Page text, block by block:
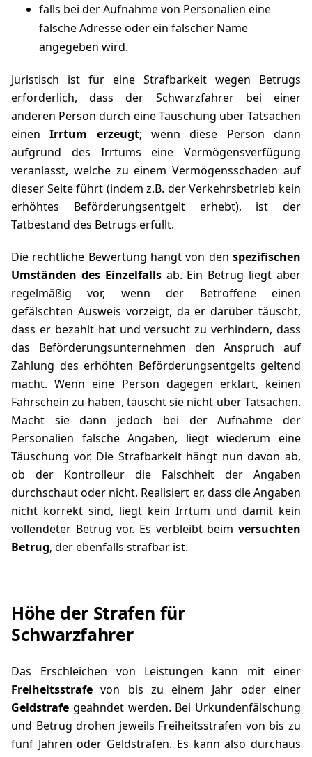
falls bei der Aufnahme von Personalien eine
falsche Adresse oder ein falscher Name
angegeben wird.
Juristisch ist für eine Strafbarkeit wegen Betrugs
erforderlich, dass der Schwarzfahrer bei einer
anderen Person durch eine Täuschung über Tatsachen
einenIrrtum erzeugt; wenn diese Person dann
aufgrund des Irrtums eine Vermögensverfügung
veranlasst, welche zu einem Vermögensschaden auf
dieser Seite führt (indem z.B. der Verkehrsbetrieb kein
erhöhtes Beförderungsentgelt erhebt), ist der
Tatbestand des Betrugs erfüllt.
Die rechtliche Bewertung hängt von den spezifischen
Umständen des Einzelfallsab. Ein Betrug liegt aber
regelmäßig vor, wenn der Betroffene einen
gefälschten Ausweis vorzeigt, da er darüber täuscht,
dass er bezahlt hat und versucht zu verhindern, dass
das Beförderungsunternehmen den Anspruch auf
Zahlung des erhöhten Beförderungsentgelts geltend
macht. Wenn eine Person dagegen erklärt, keinen
Fahrschein zu haben, täuscht sie nicht über Tatsachen.
Macht sie dann jedoch bei der Aufnahme der
Personalien falsche Angaben, liegt wiederum eine
Täuschung vor. Die Strafbarkeit hängt nun davon ab,
ob der Kontrolleur die Falschheit der Angaben
durchschaut oder nicht. Realisiert er, dass die Angaben
nicht korrekt sind, liegt kein Irrtum und damit kein
vollendeter Betrug vor. Es verbleibt beim versuchten
Betrug, der ebenfalls strafbar ist.
Höhe der Strafen für
Schwarzfahrer
Das Erschleichen von Leistungen kann mit einer
Freiheitsstrafe von bis zu einem Jahr oder einer
Geldstrafe geahndet werden. Bei Urkundenfälschung
und Betrug drohen jeweils Freiheitsstrafen von bis zu
fünf Jahren oder Geldstrafen. Es kann also durchaus